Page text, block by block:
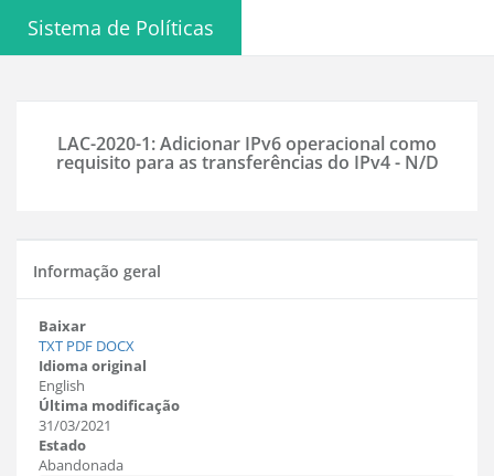
Sistema de Políticas
LAC-2020-1: Adicionar IPv6 operacional como
requisito para as transferências do IPv4 - N/D
Informação geral
Baixar
TXT PDF DOCX
Idioma original
English
Última modificação
31/03/2021
Estado
Abandonada